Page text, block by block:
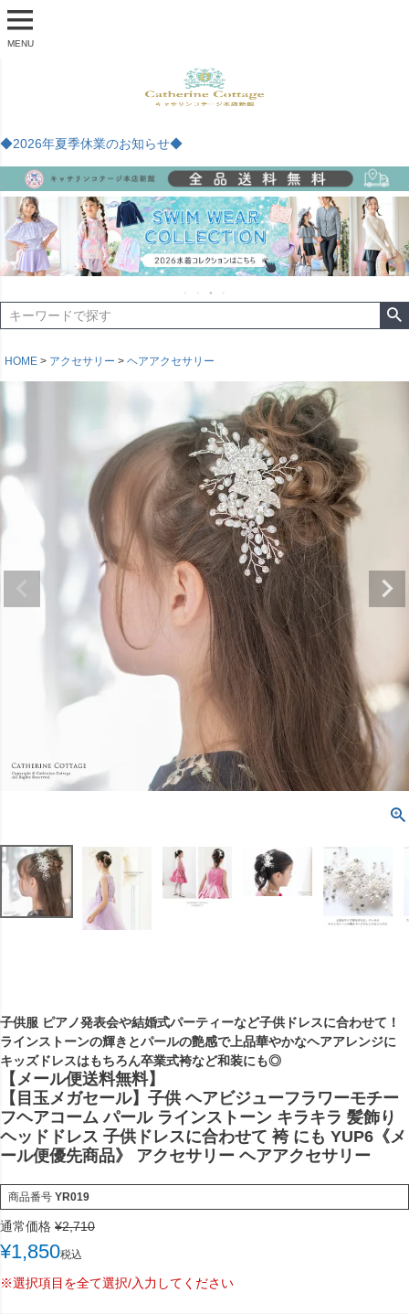
MENU
◆2026年夏季休業のお知らせ◆
HOME アクセサリー ヘアアクセサリー
子供服 ピアノ発表会や結婚式パーティーなど子供ドレスに合わせて！
ラインストーンの輝きとパールの艶感で上品華やかなヘアアレンジに
キッズドレスはもちろん卒業式袴など和装にも◎
【メール便送料無料】
【目玉メガセール】子供 ヘアビジューフラワーモチー
フヘアコーム パール ラインストーン キラキラ 髪飾り
ヘッドドレス 子供ドレスに合わせて 袴 にも YUP6《メ
ール便優先商品》 アクセサリー ヘアアクセサリー
商品番号 YR019
通常価格 ¥2,710
¥1,850税込
※選択項目を全て選択/入力してください